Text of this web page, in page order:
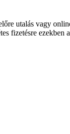
utalás vagy
fizetésre ezekben